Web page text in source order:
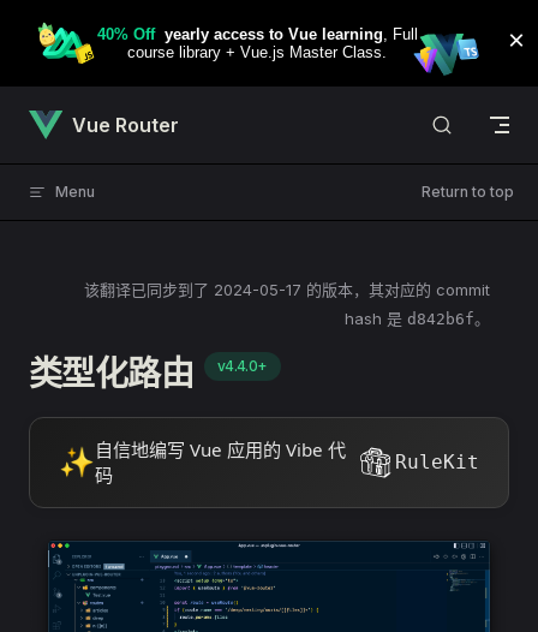
Skip to content
Vue Router
Menu Return to top
该翻译已同步到了 2024-05-17 的版本，其对应的 commit
hash 是 d842b6f。
类型化路由 v4.4.0+
✨自信地编写 Vue 应用的 Vibe 代
码
RuleKit